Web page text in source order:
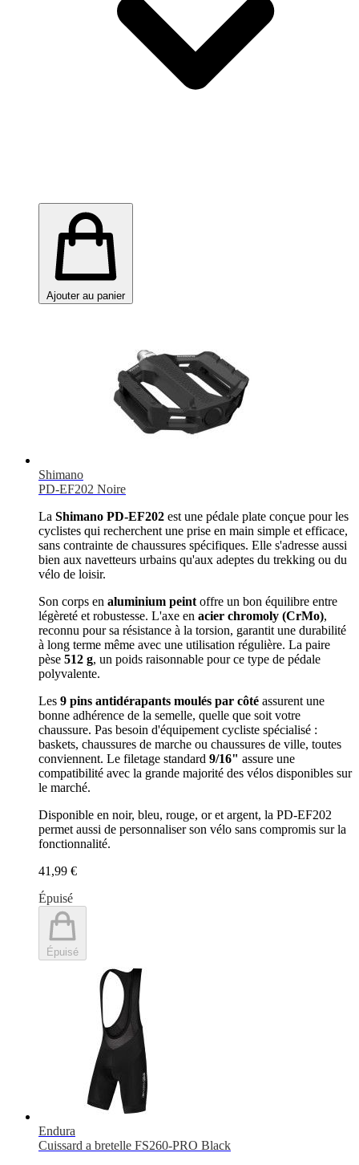
Ajouter au panier
Shimano
PD-EF202 Noire
La Shimano PD-EF202 est une pédale plate conçue pour les
cyclistes qui recherchent une prise en main simple et efficace,
sans contrainte de chaussures spécifiques. Elle s'adresse aussi
bien aux navetteurs urbains qu'aux adeptes du trekking ou du
vélo de loisir.
Son corps en aluminium peint offre un bon équilibre entre
légèreté et robustesse. L'axe en acier chromoly (CrMo),
reconnu pour sa résistance à la torsion, garantit une durabilité
à long terme même avec une utilisation régulière. La paire
pèse 512 g, un poids raisonnable pour ce type de pédale
polyvalente.
Les 9 pins antidérapants moulés par côté assurent une
bonne adhérence de la semelle, quelle que soit votre
chaussure. Pas besoin d'équipement cycliste spécialisé :
baskets, chaussures de marche ou chaussures de ville, toutes
conviennent. Le filetage standard 9/16" assure une
compatibilité avec la grande majorité des vélos disponibles sur
le marché.
Disponible en noir, bleu, rouge, or et argent, la PD-EF202
permet aussi de personnaliser son vélo sans compromis sur la
fonctionnalité.
41,99 €
Épuisé
Épuisé
Endura
Cuissard a bretelle FS260-PRO Black